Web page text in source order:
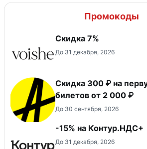
Промокоды
​Скидка 7%
До 31 декабря, 2026
Скидка 300 ₽ на
билетов от 2 000 ₽
До 30 сентября, 2026
-15% на Контур.НДС+
До 31 декабря, 2026